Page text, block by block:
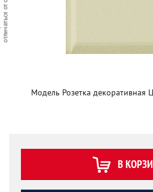
Модель Розетка декоративная
В